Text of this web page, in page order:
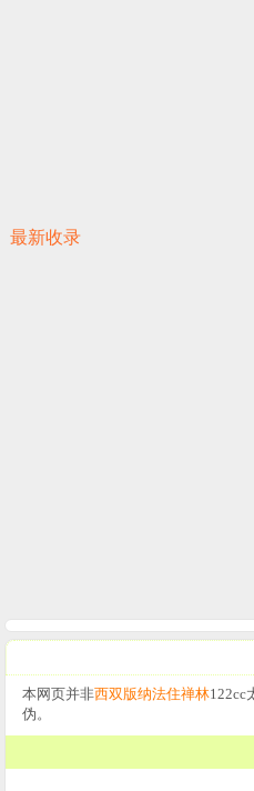
最新收录
本网页并非西双版纳法住禅林122cc
伪。